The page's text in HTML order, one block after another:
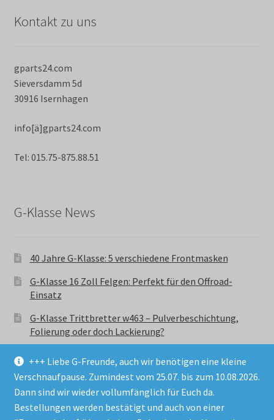
+++ Liebe G-Freunde, auch wir benötigen eine kleine
Verschnaufpause. Zumindest vom 25.07. bis zum 10.08.2026.
Dann sind wir wieder vollumfänglich für Euch da.
Bestellungen werden bestätigt und auch von einer
Kontakt zu uns
gparts24.com
Sieversdamm 5d
30916 Isernhagen
info[ä]gparts24.com
Tel: 015.75-875.88.51
G-Klasse News
40 Jahre G-Klasse: 5 verschiedene Frontmasken
G-Klasse 16 Zoll Felgen: Perfekt für den Offroad-
Einsatz
G-Klasse Trittbretter w463 – Pulverbeschichtung,
Folierung oder doch Lackierung?
© GParts24 - G-Klasse w463 Trittbretter, Felgen,